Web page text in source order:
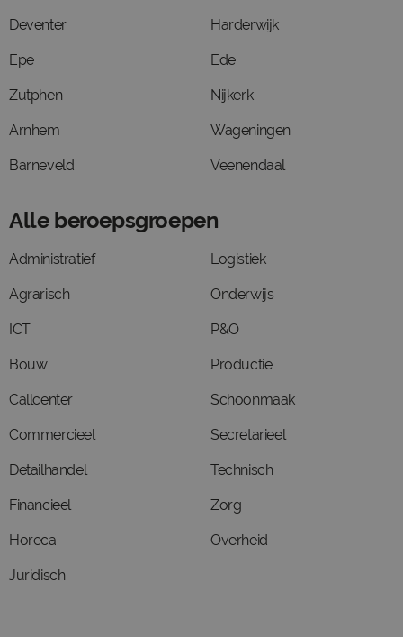
Deventer
Epe
Zutphen
Arnhem
Barneveld
Harderwijk
Ede
Nijkerk
Wageningen
Veenendaal
Alle beroepsgroepen
Administratief
Agrarisch
ICT
Bouw
Callcenter
Commercieel
Detailhandel
Financieel
Horeca
Juridisch
Logistiek
Onderwijs
P&O
Productie
Schoonmaak
Secretarieel
Technisch
Zorg
Overheid